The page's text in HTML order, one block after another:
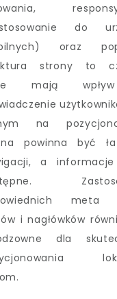
do
oraz
strony to
mają
na
powinna być
a informacje
meta
i nagłówków
dla